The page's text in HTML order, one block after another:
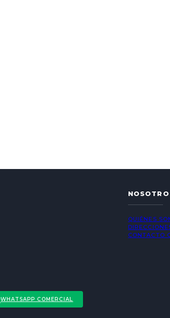
QUIÉNES
CONTACTO
WHATSAPP COMERCIAL